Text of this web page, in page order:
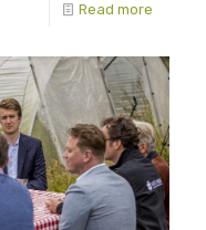
Read more